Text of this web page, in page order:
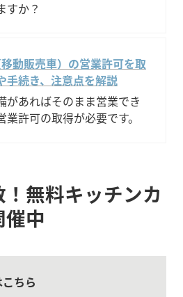
すか？
動販売車）の営業許可を取
手続き、注意点を解説
があればそのまま営業でき
許可の取得が必要です。
無料キッチンカ
中
ちら